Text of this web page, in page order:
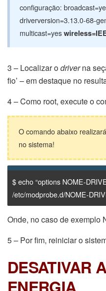
configuração:
driverversion=3.13.0-68-
multicast=yes
3 – Localizar odriverna
fio’ – em destaque no
4 – Como root, execute o
O comando abaixo
no sistema!
$ echo “options NOME-
/etc/modprobe.d/NOME-
Onde, no caso de exemplo
5 – Por fim, reiniciar o
DESATIVAR